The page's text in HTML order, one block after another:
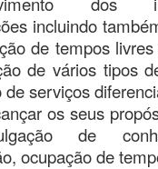
incluindo
de tempos
de vários tipos
de serviços
os seus
de
ocupação de